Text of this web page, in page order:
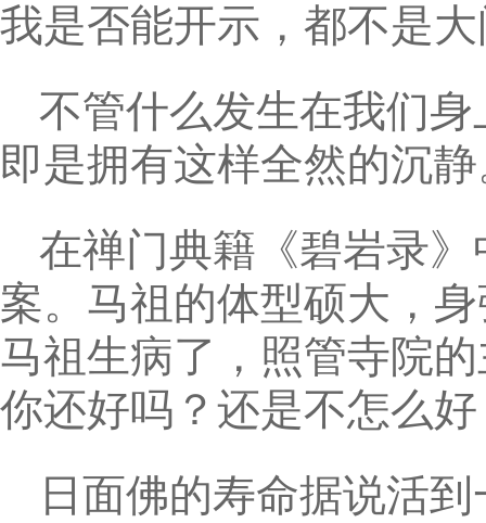
我是否能开示，都不是
不管什么发生在我们
即是拥有这样全然的沉
在禅门典籍《碧岩录
案。马祖的体型硕大，
马祖生病了，照管寺院
你还好吗？还是不怎么
日面佛的寿命据说活